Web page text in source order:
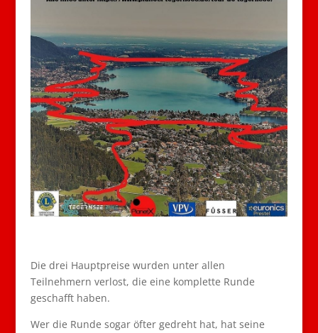
Die drei Hauptpreise wurden unter allen
Teilnehmern verlost, die eine komplette Runde
geschafft haben.
Wer die Runde sogar öfter gedreht hat, hat seine